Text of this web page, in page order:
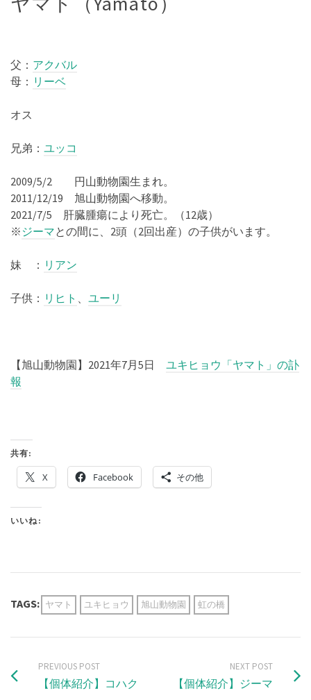
父： アクバル
母： リーベ
オス
兄弟： ユッコ
2009/5/2 円山動物園生まれ。
2011/12/19 旭山動物園へ移動。
2021/7/5 肝臓腫瘍により死亡。（12歳）
※ ジーマとの間に、2頭（2回出産）の子供がいます。
妹 ： リアン
子供： リヒト 、 ユーリ
【旭山動物園】2021年7月5日 ユキヒョウ「ヤマト」の訃
報
共有:
X Facebook その他
いいね:
TAGS: ヤマト ユキヒョウ 旭山動物園 虹の橋
PREVIOUS POST
【個体紹介】コハク
NEXT POST
【個体紹介】ジーマ